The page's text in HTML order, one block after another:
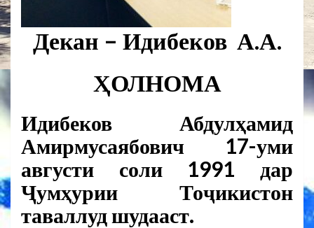
Декан – Идибеков А.А.
ҲОЛНОМА
Идибеков Абдулҳамид
Амирмусаябович 17-уми
августи соли 1991 дар
Ҷумҳурии Тоҷикистон
таваллуд шудааст.